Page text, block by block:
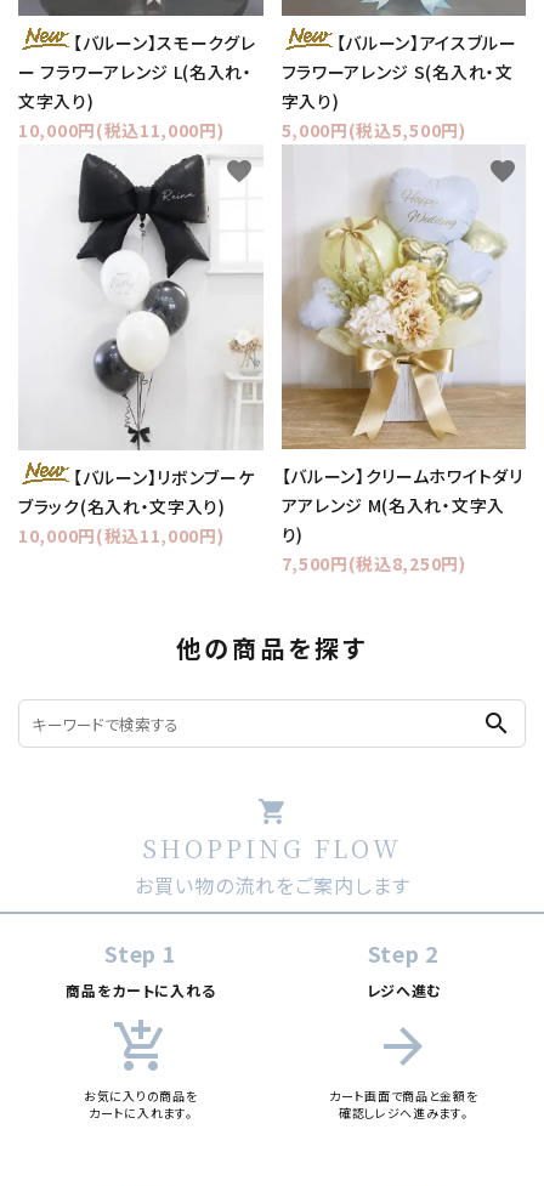
【バルーン】スモークグレ
ー フラワーアレンジ L(名入れ・
文字入り)
10,000円(税込11,000円)
【バルーン】アイスブルー
フラワーアレンジ S(名入れ・文
字入り)
5,000円(税込5,500円)
【バルーン】リボンブーケ
ブラック(名入れ・文字入り)
10,000円(税込11,000円)
favorite
【バルーン】クリームホワイトダリ
アアレンジ M(名入れ・文字入
り)
7,500円(税込8,250円)
favorite
他の商品を探す
search
shopping_cart
SHOPPING FLOW
お買い物の流れをご案内します
Step 1
商品をカートに入れる
add_shopping_cart
お気に入りの商品を
カートに入れます。
Step 2
レジへ進む
arrow_forward
カート画面で商品と金額を
確認しレジへ進みます。